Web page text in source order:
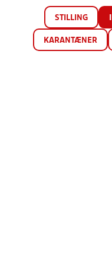
STILLING
KARANTÆNER